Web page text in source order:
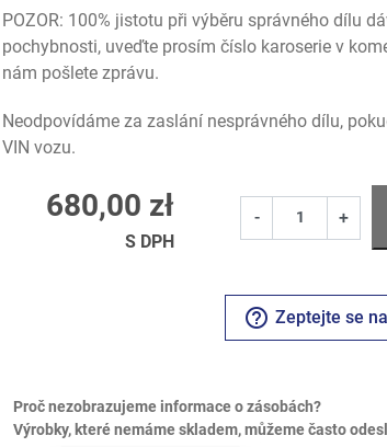
POZOR: 100% jistotu při výběru správného dílu
pochybnosti, uveďte prosím číslo karoserie v
nám pošlete zprávu.
Neodpovídáme za zaslání nesprávného dílu,
VIN vozu.
680,00 zł
S DPH
- +
help_outline Zeptejte se
Proč nezobrazujeme informace o zásobách?
Výrobky, které nemáme skladem, můžeme často